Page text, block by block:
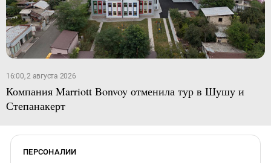
16:00, 2 августа 2026
Компания Marriott Bonvoy отменила тур в Шушу и
Степанакерт
ПЕРСОНАЛИИ